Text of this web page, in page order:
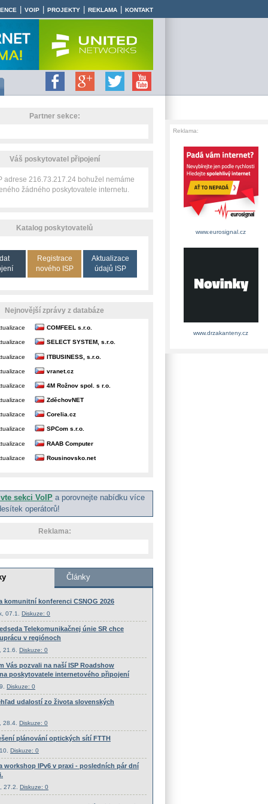
VOIP PROJEKTY REKLAMA KONTAKT
Partner sekce:
Váš poskytovatel připojení
adrese 216.73.217.24 bohužel nemáme
žádného poskytovatele internetu.
Katalog poskytovatelů
Registrace
nového ISP
Aktualizace
údajů ISP
Nejnovější zprávy z databáze
COMFEEL s.r.o.
SELECT SYSTEM, s.r.o.
ITBUSINESS, s.r.o.
vranet.cz
4M Rožnov spol. s r.o.
ZděchovNET
Corelia.cz
SPCom s.r.o.
RAAB Computer
Rousinovsko.net
sekci VoIP a porovnejte nabídku více
operátorů!
Reklama:
Reklama:
www.eurosignal.cz
www.drzakanteny.cz